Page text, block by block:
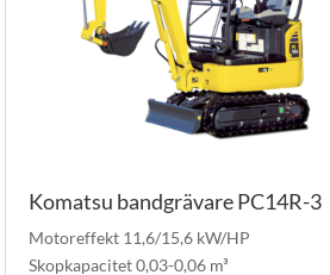
Komatsu bandgrävare PC14R-3
Motoreffekt 11,6/15,6 kW/HP
Skopkapacitet 0,03-0,06 m³